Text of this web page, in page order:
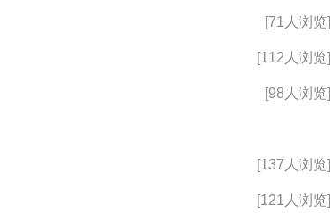
[71人浏览]
[112人浏览]
[98人浏览]
[137人浏览]
[121人浏览]